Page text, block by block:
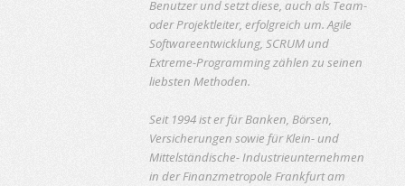
Benutzer und setzt diese, auch als Team-
oder Projektleiter, erfolgreich um. Agile
Softwareentwicklung, SCRUM und
Extreme-Programming zählen zu seinen
liebsten Methoden.
Seit 1994 ist er für Banken, Börsen,
Versicherungen sowie für Klein- und
Mittelständische- Industrieunternehmen
in der Finanzmetropole Frankfurt am